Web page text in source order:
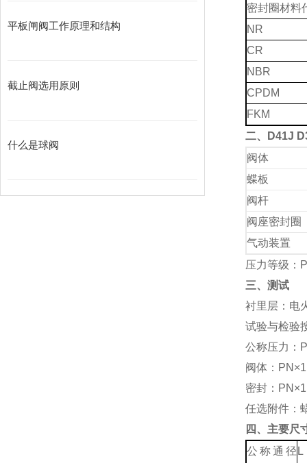
平板闸阀工作原理和结构
截止阀选用原则
什么是球阀
密封圈材料
NR
CR
NBR
CPDM
FKM
二、D41J
阀体
蝶板
阀杆
阀座密封圈
气动装置
压力等级
三、测试
衬里层：电
试验与检验
公称压力：
阀体：
密封：
任选附件：
四、主要尺
公称通径 L